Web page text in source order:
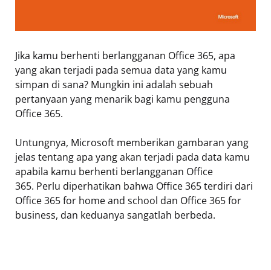
Jika kamu berhenti berlangganan Office 365, apa
yang akan terjadi pada semua data yang kamu
simpan di sana? Mungkin ini adalah sebuah
pertanyaan yang menarik bagi kamu pengguna
Office 365.
Untungnya, Microsoft memberikan gambaran yang
jelas tentang apa yang akan terjadi pada data kamu
apabila kamu berhenti berlangganan Office
365. Perlu diperhatikan bahwa Office 365 terdiri dari
Office 365 for home and school dan Office 365 for
business, dan keduanya sangatlah berbeda.